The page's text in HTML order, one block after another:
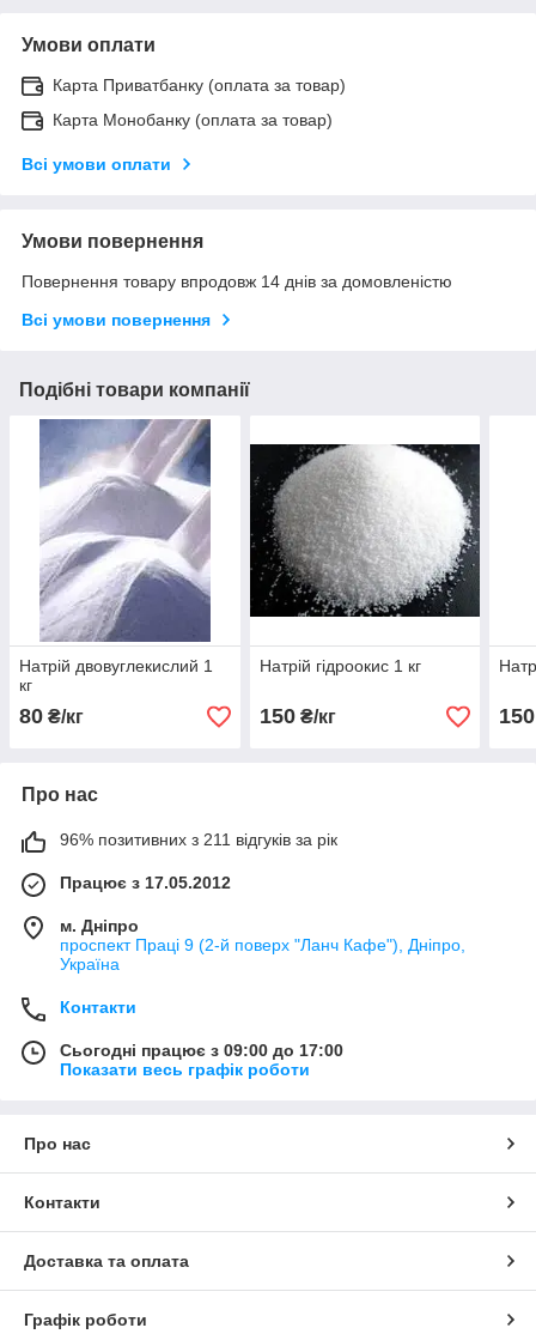
Умови оплати
Карта Приватбанку (оплата за товар)
Карта Монобанку (оплата за товар)
Всі умови оплати
Умови повернення
Повернення товару впродовж 14 днів за домовленістю
Всі умови повернення
Подібні товари компанії
Натрій двовуглекислий 1
кг
80 ₴/кг
Натрій гідроокис 1 кг
150₴/кг 150
Про нас
96% позитивних з 211 відгуків за рік
Працює з 17.05.2012
м. Дніпро
проспект Праці 9 (2-й поверх "Ланч Кафе"), Дніпро,
Україна
Контакти
Сьогодні працює з 09:00 до 17:00
Показати весь графік роботи
Про нас
Контакти
Доставка та оплата
Графік роботи